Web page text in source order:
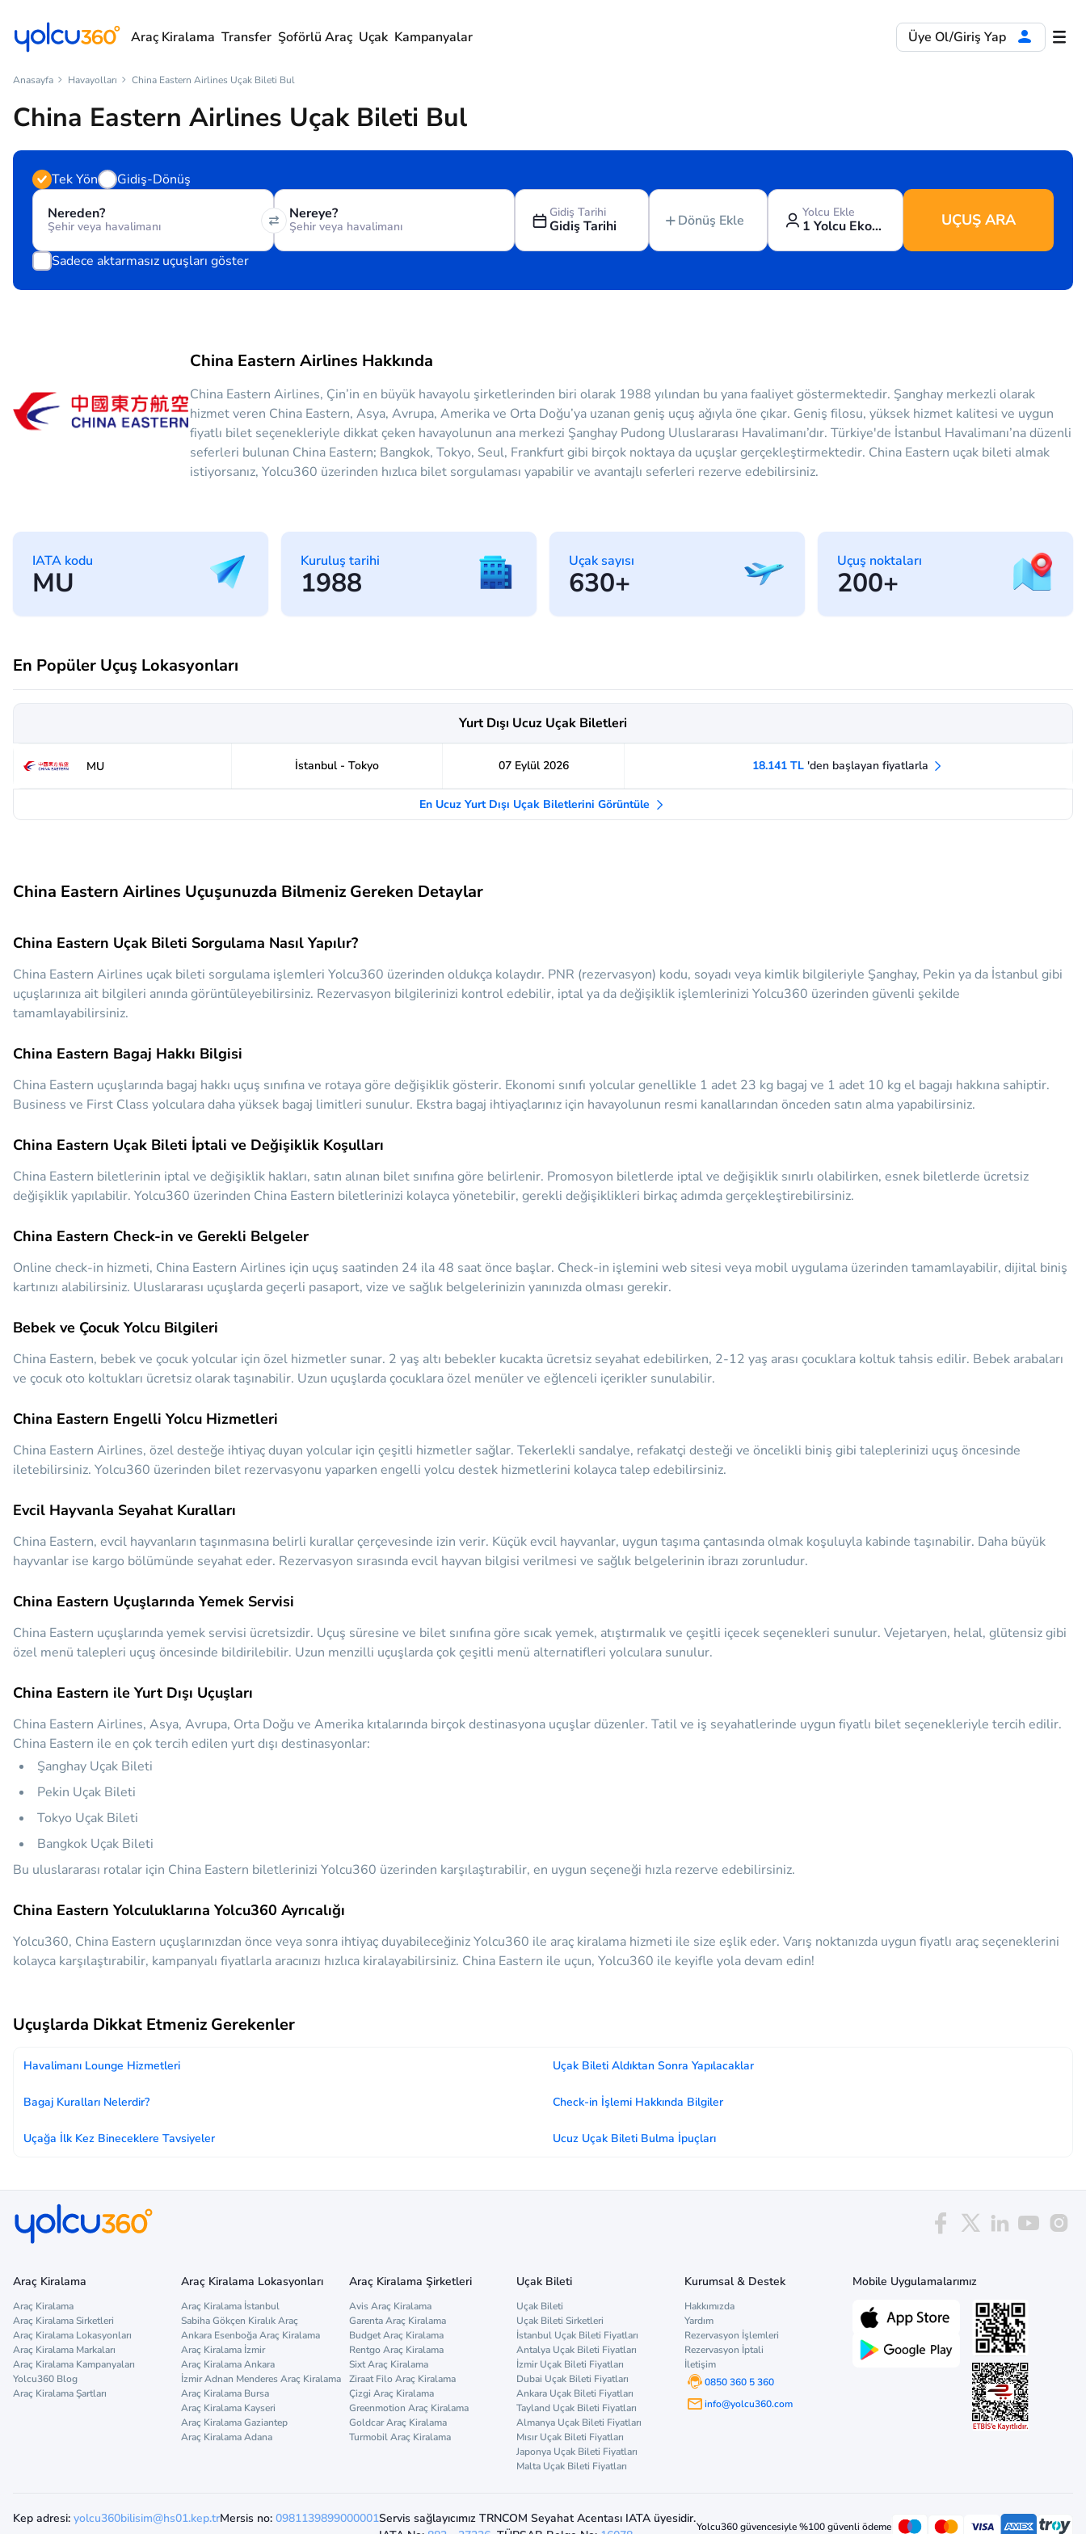
Araç Kiralama Transfer Şoförlü Araç Uçak Kampanyalar Üye Ol/Giriş Yap
Anasayfa Havayolları China Eastern Airlines Uçak Bileti Bul
China Eastern Airlines Uçak Bileti Bul
Tek Yön
Gidiş-Dönüş
Nereden?
Nereye? Gidiş Tarihi
Gidiş Tarihi Dönüş Ekle Yolcu Ekle
1 Yolcu Ekonomi UÇUŞ ARA
Sadece aktarmasız uçuşları göster
China Eastern Airlines Hakkında
China Eastern Airlines, Çin’in en büyük havayolu şirketlerinden biri olarak 1988 yılından bu yana faaliyet göstermektedir. Şanghay merkezli olarak
hizmet veren China Eastern, Asya, Avrupa, Amerika ve Orta Doğu’ya uzanan geniş uçuş ağıyla öne çıkar. Geniş filosu, yüksek hizmet kalitesi ve uygun
fiyatlı bilet seçenekleriyle dikkat çeken havayolunun ana merkezi Şanghay Pudong Uluslararası Havalimanı’dır. Türkiye'de İstanbul Havalimanı’na düzenli
seferleri bulunan China Eastern; Bangkok, Tokyo, Seul, Frankfurt gibi birçok noktaya da uçuşlar gerçekleştirmektedir. China Eastern uçak bileti almak
istiyorsanız, Yolcu360 üzerinden hızlıca bilet sorgulaması yapabilir ve avantajlı seferleri rezerve edebilirsiniz.
IATA kodu
MU
Kuruluş tarihi
1988
Uçak sayısı
630+
Uçuş noktaları
200+
En Popüler Uçuş Lokasyonları
Yurt Dışı Ucuz Uçak Biletleri
MU İstanbul - Tokyo 07 Eylül 2026 18.141 TL 'den başlayan fiyatlarla
En Ucuz Yurt Dışı Uçak Biletlerini Görüntüle
China Eastern Airlines Uçuşunuzda Bilmeniz Gereken Detaylar
China Eastern Uçak Bileti Sorgulama Nasıl Yapılır?
China Eastern Airlines uçak bileti sorgulama işlemleri Yolcu360 üzerinden oldukça kolaydır. PNR (rezervasyon) kodu, soyadı veya kimlik bilgileriyle Şanghay, Pekin ya da İstanbul gibi
uçuşlarınıza ait bilgileri anında görüntüleyebilirsiniz. Rezervasyon bilgilerinizi kontrol edebilir, iptal ya da değişiklik işlemlerinizi Yolcu360 üzerinden güvenli şekilde
tamamlayabilirsiniz.
China Eastern Bagaj Hakkı Bilgisi
China Eastern uçuşlarında bagaj hakkı uçuş sınıfına ve rotaya göre değişiklik gösterir. Ekonomi sınıfı yolcular genellikle 1 adet 23 kg bagaj ve 1 adet 10 kg el bagajı hakkına sahiptir.
Business ve First Class yolculara daha yüksek bagaj limitleri sunulur. Ekstra bagaj ihtiyaçlarınız için havayolunun resmi kanallarından önceden satın alma yapabilirsiniz.
China Eastern Uçak Bileti İptali ve Değişiklik Koşulları
China Eastern biletlerinin iptal ve değişiklik hakları, satın alınan bilet sınıfına göre belirlenir. Promosyon biletlerde iptal ve değişiklik sınırlı olabilirken, esnek biletlerde ücretsiz
değişiklik yapılabilir. Yolcu360 üzerinden China Eastern biletlerinizi kolayca yönetebilir, gerekli değişiklikleri birkaç adımda gerçekleştirebilirsiniz.
China Eastern Check-in ve Gerekli Belgeler
Online check-in hizmeti, China Eastern Airlines için uçuş saatinden 24 ila 48 saat önce başlar. Check-in işlemini web sitesi veya mobil uygulama üzerinden tamamlayabilir, dijital biniş
kartınızı alabilirsiniz. Uluslararası uçuşlarda geçerli pasaport, vize ve sağlık belgelerinizin yanınızda olması gerekir.
Bebek ve Çocuk Yolcu Bilgileri
China Eastern, bebek ve çocuk yolcular için özel hizmetler sunar. 2 yaş altı bebekler kucakta ücretsiz seyahat edebilirken, 2-12 yaş arası çocuklara koltuk tahsis edilir. Bebek arabaları
ve çocuk oto koltukları ücretsiz olarak taşınabilir. Uzun uçuşlarda çocuklara özel menüler ve eğlenceli içerikler sunulabilir.
China Eastern Engelli Yolcu Hizmetleri
China Eastern Airlines, özel desteğe ihtiyaç duyan yolcular için çeşitli hizmetler sağlar. Tekerlekli sandalye, refakatçi desteği ve öncelikli biniş gibi taleplerinizi uçuş öncesinde
iletebilirsiniz. Yolcu360 üzerinden bilet rezervasyonu yaparken engelli yolcu destek hizmetlerini kolayca talep edebilirsiniz.
Evcil Hayvanla Seyahat Kuralları
China Eastern, evcil hayvanların taşınmasına belirli kurallar çerçevesinde izin verir. Küçük evcil hayvanlar, uygun taşıma çantasında olmak koşuluyla kabinde taşınabilir. Daha büyük
hayvanlar ise kargo bölümünde seyahat eder. Rezervasyon sırasında evcil hayvan bilgisi verilmesi ve sağlık belgelerinin ibrazı zorunludur.
China Eastern Uçuşlarında Yemek Servisi
China Eastern uçuşlarında yemek servisi ücretsizdir. Uçuş süresine ve bilet sınıfına göre sıcak yemek, atıştırmalık ve çeşitli içecek seçenekleri sunulur. Vejetaryen, helal, glütensiz gibi
özel menü talepleri uçuş öncesinde bildirilebilir. Uzun menzilli uçuşlarda çok çeşitli menü alternatifleri yolculara sunulur.
China Eastern ile Yurt Dışı Uçuşları
China Eastern Airlines, Asya, Avrupa, Orta Doğu ve Amerika kıtalarında birçok destinasyona uçuşlar düzenler. Tatil ve iş seyahatlerinde uygun fiyatlı bilet seçenekleriyle tercih edilir.
China Eastern ile en çok tercih edilen yurt dışı destinasyonlar:
Şanghay Uçak Bileti
Pekin Uçak Bileti
Tokyo Uçak Bileti
Bangkok Uçak Bileti
Bu uluslararası rotalar için China Eastern biletlerinizi Yolcu360 üzerinden karşılaştırabilir, en uygun seçeneği hızla rezerve edebilirsiniz.
China Eastern Yolculuklarına Yolcu360 Ayrıcalığı
Yolcu360, China Eastern uçuşlarınızdan önce veya sonra ihtiyaç duyabileceğinizYolcu360 ile araç kiralama hizmeti ile size eşlik eder. Varış noktanızda uygun fiyatlı araç seçeneklerini
kolayca karşılaştırabilir, kampanyalı fiyatlarla aracınızı hızlıca kiralayabilirsiniz. China Eastern ile uçun, Yolcu360 ile keyifle yola devam edin!
Uçuşlarda Dikkat Etmeniz Gerekenler
Havalimanı Lounge Hizmetleri Uçak Bileti Aldıktan Sonra Yapılacaklar
Bagaj Kuralları Nelerdir? Check-in İşlemi Hakkında Bilgiler
Uçağa İlk Kez Bineceklere Tavsiyeler Ucuz Uçak Bileti Bulma İpuçları
Araç Kiralama
Araç Kiralama
Araç Kiralama Sirketleri
Araç Kiralama Lokasyonları
Araç Kiralama Markaları
Araç Kiralama Kampanyaları
Yolcu360 Blog
Araç Kiralama Şartları
Araç Kiralama Lokasyonları
Araç Kiralama İstanbul
Sabiha Gökçen Kiralık Araç
Ankara Esenboğa Araç Kiralama
Araç Kiralama İzmir
Araç Kiralama Ankara
İzmir Adnan Menderes Araç Kiralama
Araç Kiralama Bursa
Araç Kiralama Kayseri
Araç Kiralama Gaziantep
Araç Kiralama Adana
Araç Kiralama Şirketleri
Avis Araç Kiralama
Garenta Araç Kiralama
Budget Araç Kiralama
Rentgo Araç Kiralama
Sixt Araç Kiralama
Ziraat Filo Araç Kiralama
Çizgi Araç Kiralama
Greenmotion Araç Kiralama
Goldcar Araç Kiralama
Turmobil Araç Kiralama
Uçak Bileti
Uçak Bileti
Uçak Bileti Sirketleri
İstanbul Uçak Bileti Fiyatları
Antalya Uçak Bileti Fiyatları
İzmir Uçak Bileti Fiyatları
Dubai Uçak Bileti Fiyatları
Ankara Uçak Bileti Fiyatları
Tayland Uçak Bileti Fiyatları
Almanya Uçak Bileti Fiyatları
Mısır Uçak Bileti Fiyatları
Japonya Uçak Bileti Fiyatları
Malta Uçak Bileti Fiyatları
Kurumsal & Destek
Hakkımızda
Yardım
Rezervasyon İşlemleri
Rezervasyon İptali
İletişim
0850 360 5 360
info@yolcu360.com
Mobile Uygulamalarımız
Kep adresi: yolcu360bilisim@hs01.kep.trMersis no: 0981139899000001Servis sağlayıcımız TRNCOM Seyahat Acentası IATA üyesidir.
Yolcu360 güvencesiyle %100 güvenli ödeme